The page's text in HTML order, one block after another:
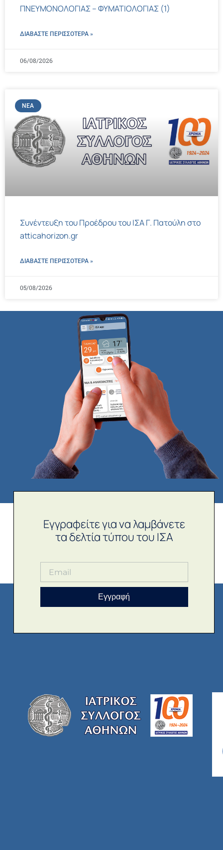
ΠΝΕΥΜΟΝΟΛΟΓΙΑΣ – ΦΥΜΑΤΙΟΛΟΓΙΑΣ (1)
ΔΙΑΒΑΣΤΕ ΠΕΡΙΣΣΌΤΕΡΑ »
06/08/2026
ΝΈΑ
Συνέντευξη του Προέδρου του ΙΣΑ Γ. Πατούλη στο
atticahorizon.gr
ΔΙΑΒΑΣΤΕ ΠΕΡΙΣΣΌΤΕΡΑ »
05/08/2026
Εγγραφείτε για να λαμβάνετε
τα δελτία τύπου του ΙΣΑ
Εγγραφή